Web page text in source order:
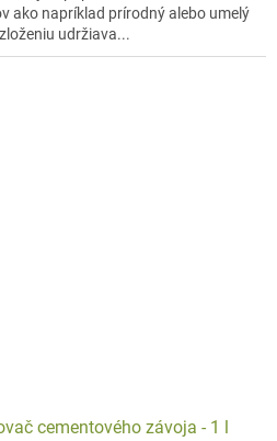
ako napríklad prírodný alebo umelý
udržiava...
cementového závoja - 1 l